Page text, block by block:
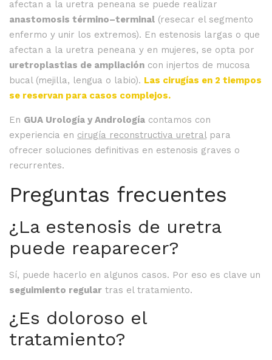
afectan a la uretra peneana se puede realizar
anastomosis término–terminal (resecar el segmento
enfermo y unir los extremos). En estenosis largas o que
afectan a la uretra peneana y en mujeres, se opta por
uretroplastias de ampliación con injertos de mucosa
bucal (mejilla, lengua o labio). Las cirugías en 2 tiempos
se reservan para casos complejos.
En GUA Urología y Andrología contamos con
experiencia en cirugía reconstructiva uretralpara
ofrecer soluciones definitivas en estenosis graves o
recurrentes.
Preguntas frecuentes
¿La estenosis de uretra
puede reaparecer?
Sí, puede hacerlo en algunos casos. Por eso es clave un
seguimiento regular tras el tratamiento.
¿Es doloroso el
tratamiento?